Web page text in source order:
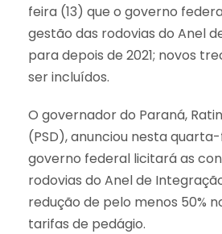
feira (13) que o governo
gestão das rodovias do Anel
para depois de 2021; novos
ser incluídos.
O governador do Paraná,
(PSD), anunciou nesta
governo federal licitará as
rodovias do Anel de
redução de pelo menos 50%
tarifas de pedágio.